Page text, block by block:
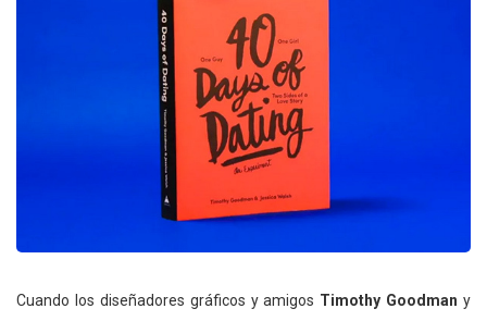
Cuando los diseñadores gráficos y amigos Timothy Goodman y